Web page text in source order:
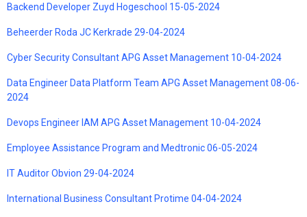
Backend Developer Zuyd Hogeschool 15-05-2024
Beheerder Roda JC Kerkrade 29-04-2024
Cyber Security Consultant APG Asset Management 10-04-2024
Data Engineer Data Platform Team APG Asset Management 08-06-
2024
Devops Engineer IAM APG Asset Management 10-04-2024
Employee Assistance Program and Medtronic 06-05-2024
IT Auditor Obvion 29-04-2024
International Business Consultant Protime 04-04-2024